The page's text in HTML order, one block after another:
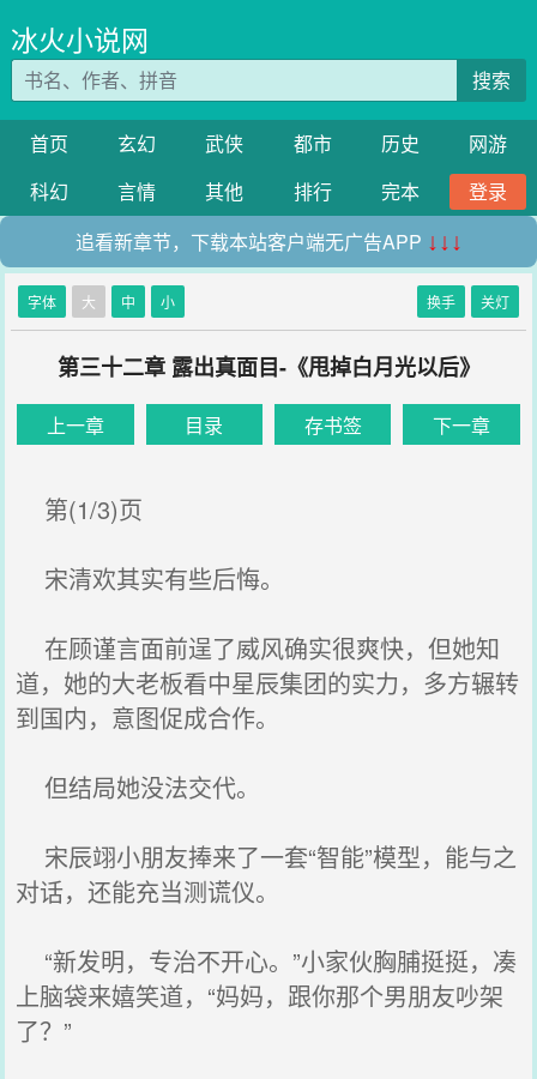
冰火小说网
搜索
首页 玄幻 武侠 都市 历史
网游
科幻
言情 其他 排行 完本
登录
追看新章节，下载本站客户端无广告APP ↓↓↓
字体 大 中 小 换手 关灯
第三十二章 露出真面目-《甩掉白月光以后》
上一章 目录 存书签 下一章
第(1/3)页
宋清欢其实有些后悔。
在顾谨言面前逞了威风确实很爽快，但她知
道，她的大老板看中星辰集团的实力，多方辗转
到国内，意图促成合作。
但结局她没法交代。
宋辰翊小朋友捧来了一套“智能”模型，能与之
对话，还能充当测谎仪。
“新发明，专治不开心。”小家伙胸脯挺挺，凑
上脑袋来嬉笑道，“妈妈，跟你那个男朋友吵架
了？”